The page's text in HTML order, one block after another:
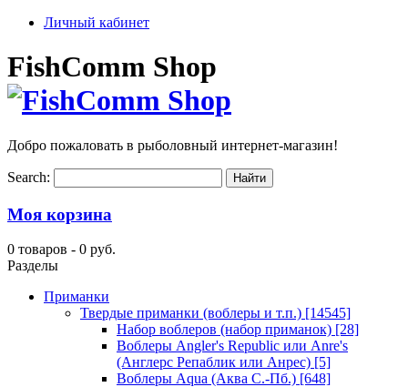
Личный кабинет
FishComm Shop
Добро пожаловать в рыболовный интернет-магазин!
Search:
Моя корзина
0 товаров - 0 руб.
Разделы
Приманки
Твердые приманки (воблеры и т.п.) [14545]
Набор воблеров (набор приманок) [28]
Воблеры Angler's Republic или Anre's
(Англерс Репаблик или Анрес) [5]
Воблеры Aqua (Аква С.-Пб.) [648]